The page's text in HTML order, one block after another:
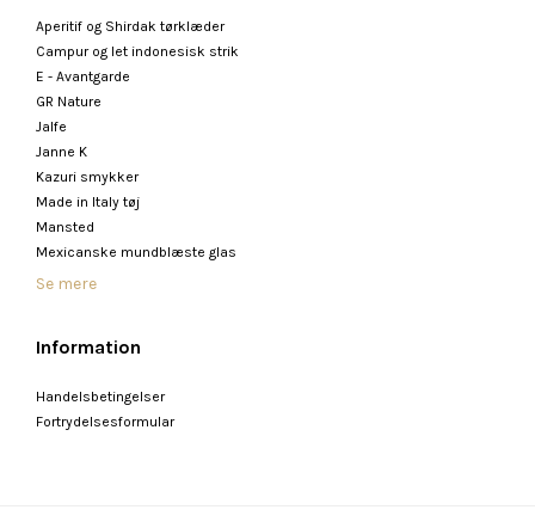
Aperitif og Shirdak tørklæder
Campur og let indonesisk strik
E - Avantgarde
GR Nature
Jalfe
Janne K
Kazuri smykker
Made in Italy tøj
Mansted
Mexicanske mundblæste glas
Se mere
Information
Handelsbetingelser
Fortrydelsesformular